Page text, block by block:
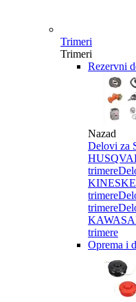
Trimeri
Trimeri
Rezervni
Nazad
Delovi za
trimere
KINESKE
trimere
trimere
trimere
Oprema i